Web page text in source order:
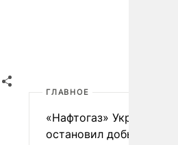
ГЛАВНОЕ
«Нафтогаз» Украины
остановил добычу